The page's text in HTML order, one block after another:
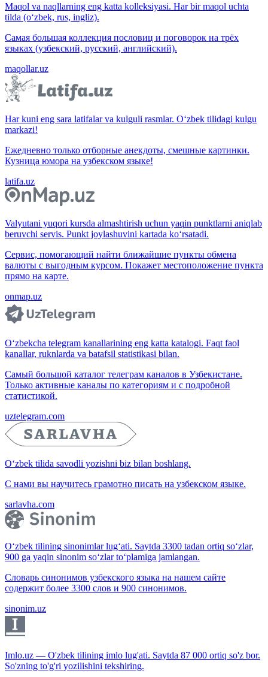
Maqol va naqllarning eng katta kolleksiyasi. Har bir maqol uchta
tilda (o‘zbek, rus, ingliz).
Самая большая коллекция пословиц и поговорок на трёх
языках (узбекский, русский, английский).
maqollar.uz
Har kuni eng sara latifalar va kulguli rasmlar. O‘zbek tilidagi kulgu
markazi!
Ежедневно только отборные анекдоты, смешные картинки.
Кузница юмора на узбекском языке!
latifa.uz
Valyutani yuqori kursda almashtirish uchun yaqin punktlarni aniqlab
beruvchi servis. Punkt joylashuvini kartada ko‘rsatadi.
Сервис, помогающий найти ближайшие пункты обмена
валюты с выгодным курсом. Покажет местоположение пункта
прямо на карте.
onmap.uz
O‘zbekcha telegram kanallarining eng katta katalogi. Faqt faol
kanallar, ruknlarda va batafsil statistikasi bilan.
Самый большой каталог телеграм каналов в Узбекистане.
Только активные каналы по категориям и с подробной
статистикой.
uztelegram.com
O‘zbek tilida savodli yozishni biz bilan boshlang.
С нами вы научитесь грамотно писать на узбекском языке.
sarlavha.com
O‘zbek tilining sinonimlar lug‘ati. Saytda 3300 tadan ortiq so‘zlar,
900 ga yaqin sinonim so‘zlar to‘plamiga jamlangan.
Словарь синонимов узбекского языка на нашем сайте
содержит более 3300 слов и 900 синонимов.
sinonim.uz
Imlo.uz — O'zbek tilining imlo lug'ati. Saytda 87 000 ortiq so'z bor.
So'zning to'g'ri yozilishini tekshiring.